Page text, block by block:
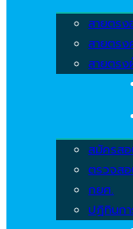
สายตร
สายตร
สายตรง
สมัครส
ตรวจส
กยศ.
ปฏิทินก